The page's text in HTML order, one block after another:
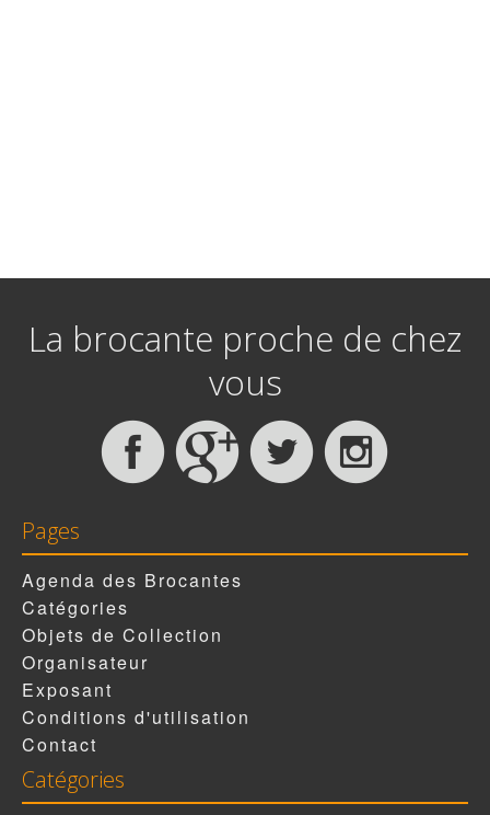
La brocante proche de chez
vous
Pages
Agenda des Brocantes
Catégories
Objets de Collection
Organisateur
Exposant
Conditions d'utilisation
Contact
Catégories